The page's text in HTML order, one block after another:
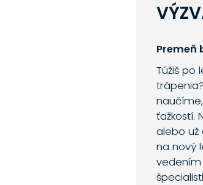
Premeň
Túžiš po
trápenia?
ťažkostí.
alebo už
na nový
vedením